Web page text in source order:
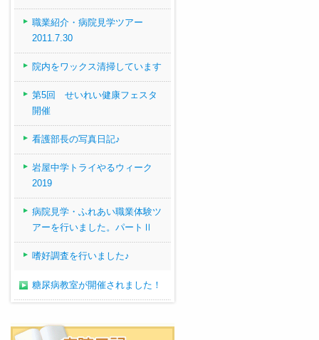
職業紹介・病院見学ツアー
2011.7.30
院内をワックス清掃しています
第5回 せいれい健康フェスタ
開催
看護部長の写真日記♪
岩屋中学トライやるウィーク
2019
病院見学・ふれあい職業体験ツ
アーを行いました。パートⅡ
嗜好調査を行いました♪
糖尿病教室が開催されました！